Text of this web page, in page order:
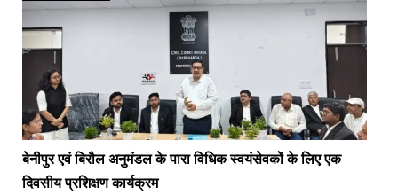
बेनीपुर एवं बिरौल अनुमंडल के पारा विधिक स्वयंसेवकों के लिए एक
दिवसीय प्रशिक्षण कार्यक्रम